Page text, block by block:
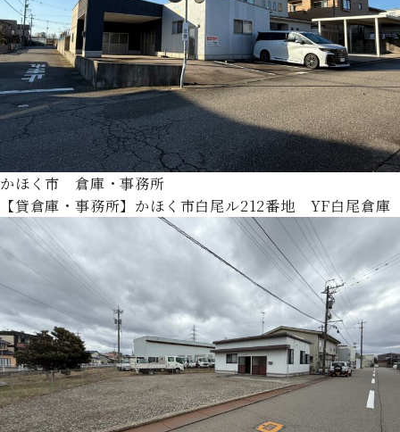
かほく市 倉庫・事務所
【貸倉庫・事務所】かほく市白尾ル212番地 YF白尾倉庫